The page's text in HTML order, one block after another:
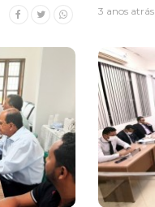
3 anos atrás